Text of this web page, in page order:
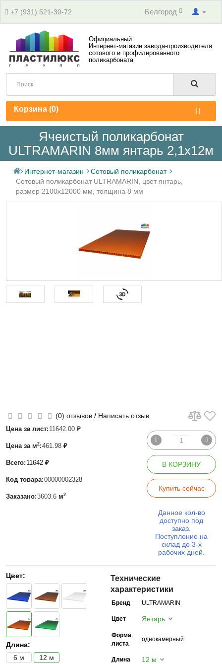
+7 (931) 521-30-72 Белгород
Официальный
Интернет-магазин завода-производителя
сотового и профилированного
поликарбоната
Корзина (0)
Ячеистый поликарбонат
ULTRAMARIN 8мм янтарь 2,1х12м
Интернет-магазин
Сотовый поликарбонат
Сотовый поликарбонат ULTRAMARIN, цвет янтарь,
размер 2100x12000 мм, толщина 8 мм
(0) отзывов / Написать отзыв
Цена за лист: 11642.00 ₽
Цена за м2:461.98 ₽
Всего: 11642 ₽
Код товара:00000002328
Заказано:3603.6 м2
В КОРЗИНУ
Купить сейчас
Данное кол-во
доступно под
заказ.
Поступление на
склад до 3-х
рабочих дней.
Цвет:
Длина:
6 м
12 м
Технические
характеристики
Бренд ULTRAMARIN
Цвет Янтарь
Форма
листа
однокамерный
Длина 12 м